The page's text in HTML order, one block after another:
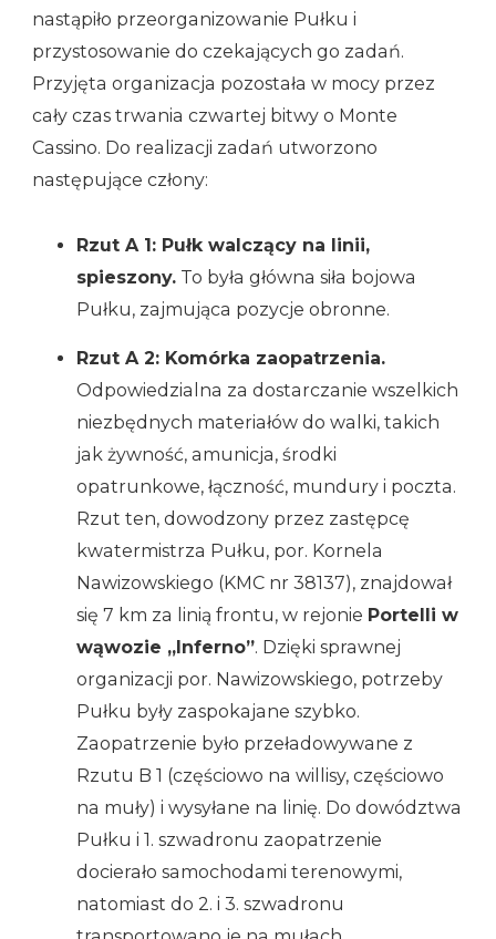
nastąpiło przeorganizowanie Pułku i
przystosowanie do czekających go zadań.
Przyjęta organizacja pozostała w mocy przez
cały czas trwania czwartej bitwy o Monte
Cassino. Do realizacji zadań utworzono
następujące człony:
Rzut A 1: Pułk walczący na linii,
spieszony. To była główna siła bojowa
Pułku, zajmująca pozycje obronne.
Rzut A 2: Komórka zaopatrzenia.
Odpowiedzialna za dostarczanie wszelkich
niezbędnych materiałów do walki, takich
jak żywność, amunicja, środki
opatrunkowe, łączność, mundury i poczta.
Rzut ten, dowodzony przez zastępcę
kwatermistrza Pułku, por. Kornela
Nawizowskiego (KMC nr 38137), znajdował
się 7 km za linią frontu, w rejonie Portelli w
wąwozie „Inferno”. Dzięki sprawnej
organizacji por. Nawizowskiego, potrzeby
Pułku były zaspokajane szybko.
Zaopatrzenie było przeładowywane z
Rzutu B 1 (częściowo na willisy, częściowo
na muły) i wysyłane na linię. Do dowództwa
Pułku i 1. szwadronu zaopatrzenie
docierało samochodami terenowymi,
natomiast do 2. i 3. szwadronu